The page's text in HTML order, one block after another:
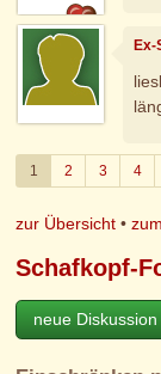
1 2 3 4
zur Übersicht •
Schafkopf-
neue